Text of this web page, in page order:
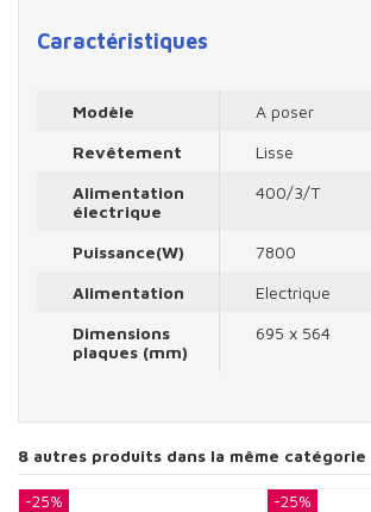
Caractéristiques
Modèle
A poser
Revêtement
Lisse
Alimentation
électrique
400/3/T
Puissance(W)
7800
Alimentation
Electrique
Dimensions
plaques (mm)
695 x 564
8 autres produits dans la même catégorie
-25% -25%